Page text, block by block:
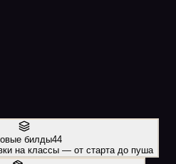
билды44
на классы — от старта до пуша